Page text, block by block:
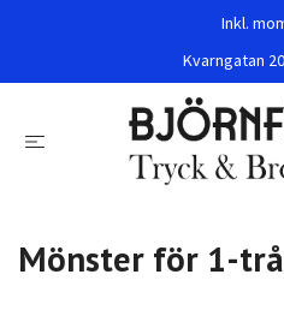
Inkl.
Kvarngatan
Mönster för 1-